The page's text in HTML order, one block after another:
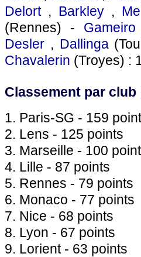
Delort, Barkley ,
(Rennes) - Gameiro
Desler , Dallinga
Chavalerin (Troyes) :
Classement par
1. Paris-SG - 159
2. Lens - 125 points
3. Marseille - 100
4. Lille - 87 points
5. Rennes - 79 points
6. Monaco - 77 points
7. Nice - 68 points
8. Lyon - 67 points
9. Lorient - 63 points